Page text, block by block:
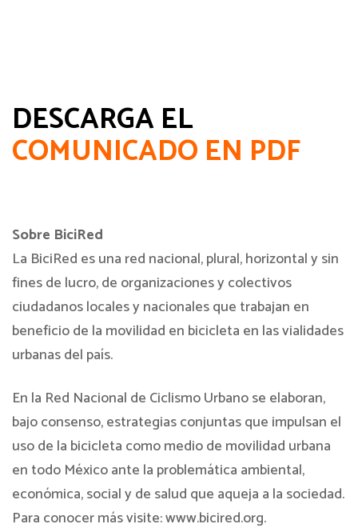
DESCARGA EL
COMUNICADO EN PDF
Sobre BiciRed
La BiciRed es una red nacional, plural, horizontal y sin
fines de lucro, de organizaciones y colectivos
ciudadanos locales y nacionales que trabajan en
beneficio de la movilidad en bicicleta en las vialidades
urbanas del país.
En la Red Nacional de Ciclismo Urbano se elaboran,
bajo consenso, estrategias conjuntas que impulsan el
uso de la bicicleta como medio de movilidad urbana
en todo México ante la problemática ambiental,
económica, social y de salud que aqueja a la sociedad.
Para conocer más visite: www.bicired.org.